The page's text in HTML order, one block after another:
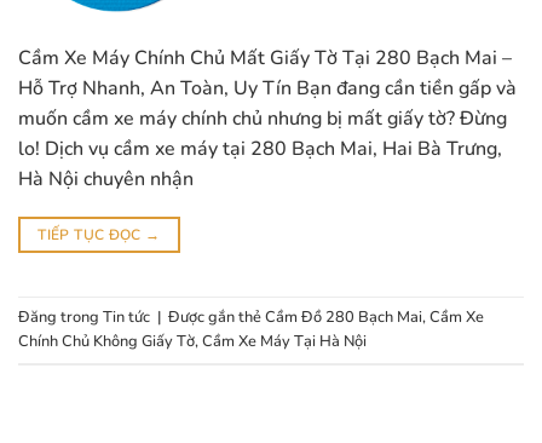
Cầm Xe Máy Chính Chủ Mất Giấy Tờ Tại 280 Bạch Mai –
Hỗ Trợ Nhanh, An Toàn, Uy Tín Bạn đang cần tiền gấp và
muốn cầm xe máy chính chủ nhưng bị mất giấy tờ? Đừng
lo! Dịch vụ cầm xe máy tại 280 Bạch Mai, Hai Bà Trưng,
Hà Nội chuyên nhận
TIẾP TỤC ĐỌC →
Đăng trong Tin tức | Được gắn thẻCầm Đồ 280 Bạch Mai,Cầm Xe
Chính Chủ Không Giấy Tờ,Cầm Xe Máy Tại Hà Nội